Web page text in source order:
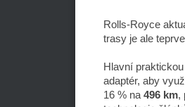
Rolls-Royce
trasy je ale
Hlavní
adaptér, aby
16 % na 496 km,